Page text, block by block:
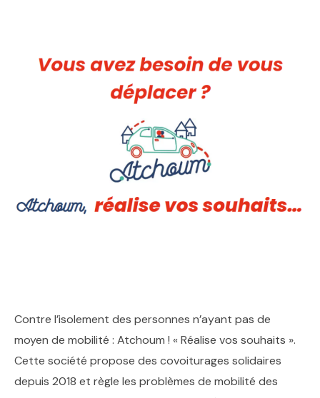
Contre l’isolement des personnes n’ayant pas de
moyen de mobilité : Atchoum ! « Réalise vos souhaits ».
Cette société propose des covoiturages solidaires
depuis 2018 et règle les problèmes de mobilité des